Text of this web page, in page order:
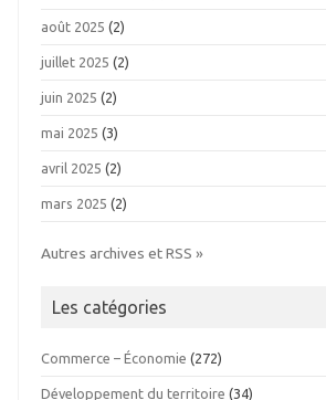
août 2025 (2)
juillet 2025 (2)
juin 2025 (2)
mai 2025 (3)
avril 2025 (2)
mars 2025 (2)
Autres archives et RSS »
Les catégories
Commerce – Économie (272)
Développement du territoire (34)